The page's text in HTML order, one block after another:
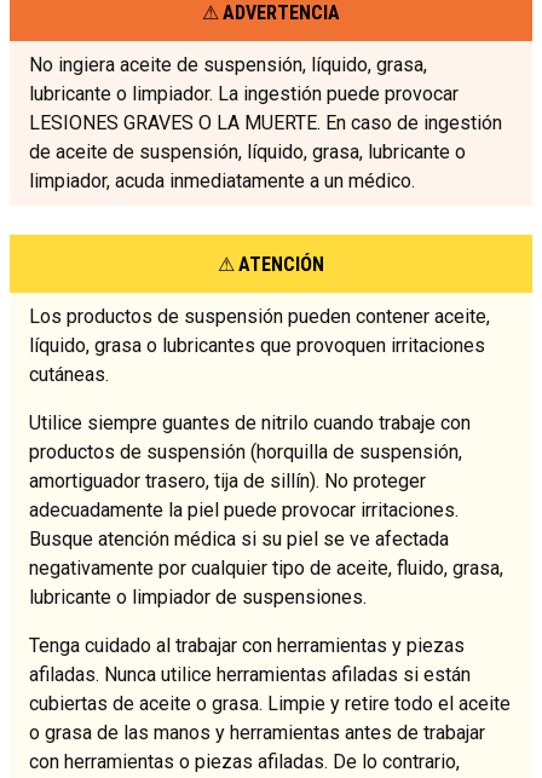
ADVERTENCIA
No ingiera aceite de suspensión, líquido, grasa,
lubricante o limpiador. La ingestión puede provocar
LESIONES GRAVES O LA MUERTE. En caso de ingestión
de aceite de suspensión, líquido, grasa, lubricante o
limpiador, acuda inmediatamente a un médico.
ATENCIÓN
Los productos de suspensión pueden contener aceite,
líquido, grasa o lubricantes que provoquen irritaciones
cutáneas.
Utilice siempre guantes de nitrilo cuando trabaje con
productos de suspensión (horquilla de suspensión,
amortiguador trasero, tija de sillín). No proteger
adecuadamente la piel puede provocar irritaciones.
Busque atención médica si su piel se ve afectada
negativamente por cualquier tipo de aceite, fluido, grasa,
lubricante o limpiador de suspensiones.
Tenga cuidado al trabajar con herramientas y piezas
afiladas. Nunca utilice herramientas afiladas si están
cubiertas de aceite o grasa. Limpie y retire todo el aceite
o grasa de las manos y herramientas antes de trabajar
con herramientas o piezas afiladas. De lo contrario,